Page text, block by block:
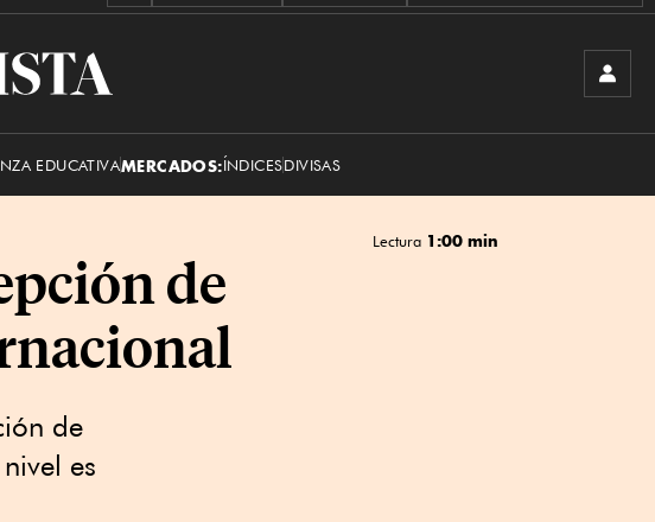
EDUCATIVAMERCADOS:ÍNDICESDIVISAS
Lectura 1:00 min
de
de
es